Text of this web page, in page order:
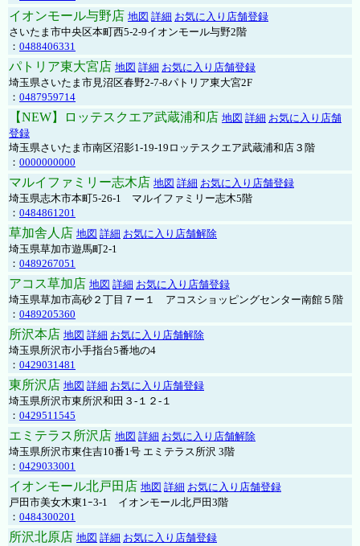
イオンモール与野店 地図 詳細 お気に入り店舗登録
さいたま市中央区本町西5-2-9イオンモール与野2階
： 0488406331
パトリア東大宮店 地図 詳細 お気に入り店舗登録
埼玉県さいたま市見沼区春野2-7-8パトリア東大宮2F
： 0487959714
【NEW】ロッテスクエア武蔵浦和店 地図 詳細 お気に入り店舗
登録
埼玉県さいたま市南区沼影1-19-19ロッテスクエア武蔵浦和店３階
： 0000000000
マルイファミリー志木店 地図 詳細 お気に入り店舗登録
埼玉県志木市本町5-26-1 マルイファミリー志木5階
： 0484861201
草加舎人店 地図 詳細 お気に入り店舗解除
埼玉県草加市遊馬町2-1
： 0489267051
アコス草加店 地図 詳細 お気に入り店舗登録
埼玉県草加市高砂２丁目７ー１ アコスショッピングセンター南館５階
： 0489205360
所沢本店 地図 詳細 お気に入り店舗解除
埼玉県所沢市小手指台5番地の4
： 0429031481
東所沢店 地図 詳細 お気に入り店舗登録
埼玉県所沢市東所沢和田３-１２-１
： 0429511545
エミテラス所沢店 地図 詳細 お気に入り店舗解除
埼玉県所沢市東住吉10番1号 エミテラス所沢 3階
： 0429033001
イオンモール北戸田店 地図 詳細 お気に入り店舗登録
戸田市美女木東1ｰ3‐1 イオンモール北戸田3階
： 0484300201
所沢北原店 地図 詳細 お気に入り店舗登録